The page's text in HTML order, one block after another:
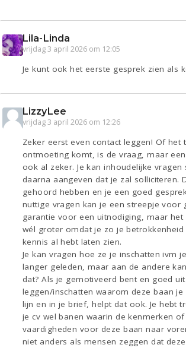
Lila-Linda
vrijdag 3 april 2026 om 12:05
Je kunt ook het eerste gesprek zien als
LizzyLee
vrijdag 3 april 2026 om 12:26
Zeker eerst even contact leggen! Of het
ontmoeting komt, is de vraag, maar
ook al zeker. Je kan inhoudelijke vragen
daarna aangeven dat je zal solliciteren.
gehoord hebben en je een goed
nuttige vragen kan je een streepje voor
garantie voor een uitnodiging, maar het
wél groter omdat je zo je betrokkenheid
kennis al hebt laten zien.
Je kan vragen hoe ze je inschatten ivm
langer geleden, maar aan de andere
dat? Als je gemotiveerd bent en goed
leggen/inschatten waarom deze baan je
lijn en in je brief, helpt dat ook. Je hebt
je cv wel banen waarin de kenmerken
vaardigheden voor deze baan naar
niet anders als mensen zeggen dat